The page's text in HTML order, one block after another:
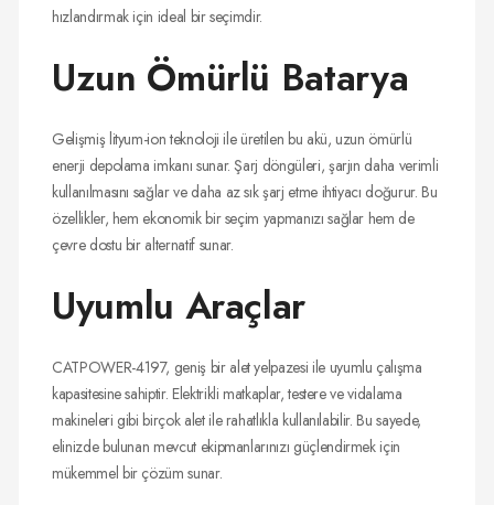
hızlandırmak için ideal bir seçimdir.
Uzun Ömürlü Batarya
Gelişmiş lityum-ion teknoloji ile üretilen bu akü, uzun ömürlü
enerji depolama imkanı sunar. Şarj döngüleri, şarjın daha verimli
kullanılmasını sağlar ve daha az sık şarj etme ihtiyacı doğurur. Bu
özellikler, hem ekonomik bir seçim yapmanızı sağlar hem de
çevre dostu bir alternatif sunar.
Uyumlu Araçlar
CATPOWER-4197, geniş bir alet yelpazesi ile uyumlu çalışma
kapasitesine sahiptir. Elektrikli matkaplar, testere ve vidalama
makineleri gibi birçok alet ile rahatlıkla kullanılabilir. Bu sayede,
elinizde bulunan mevcut ekipmanlarınızı güçlendirmek için
mükemmel bir çözüm sunar.